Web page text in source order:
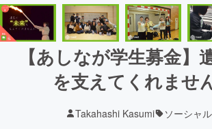
【あしなが学生募金】
を支えてくれませ
Takahashi Kasumi ソーシャ